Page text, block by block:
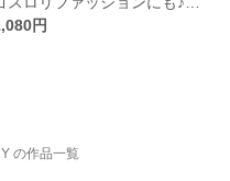
円
の作品一覧